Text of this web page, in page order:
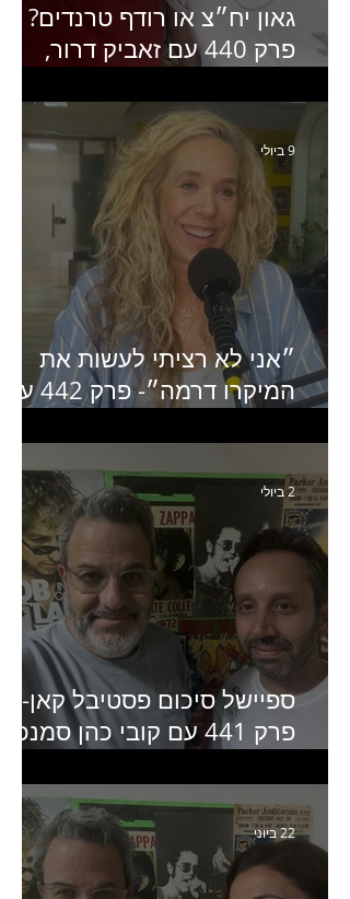
גאון יח״צ או רודף טרנדים?
פרק 440 עם זאביק דרור,
ותקשורת
״אני לא רציתי לעשות את
המיקרו דרמה״- פרק 442 עם
של יד2
9 ביולי
ספיישל סיכום פסטיבל קאן-
פרק 441 עם קובי כהן
2 ביולי
22 ביוני